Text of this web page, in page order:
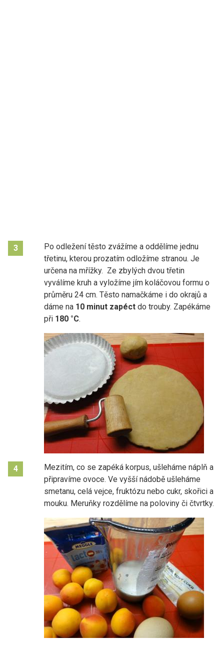
3
Po odležení těsto zvážíme a oddělíme jednu
třetinu, kterou prozatím odložíme stranou. Je
určena na mřížky. Ze zbylých dvou třetin
vyválíme kruh a vyložíme jím koláčovou formu o
průměru 24 cm. Těsto namačkáme i do okrajů a
dáme na 10 minut zapéct do trouby. Zapékáme
při 180 °C.
4
Mezitím, co se zapéká korpus, ušleháme náplň a
připravíme ovoce. Ve vyšší nádobě ušleháme
smetanu, celá vejce, fruktózu nebo cukr, skořici a
mouku. Meruňky rozdělíme na poloviny či čtvrtky.